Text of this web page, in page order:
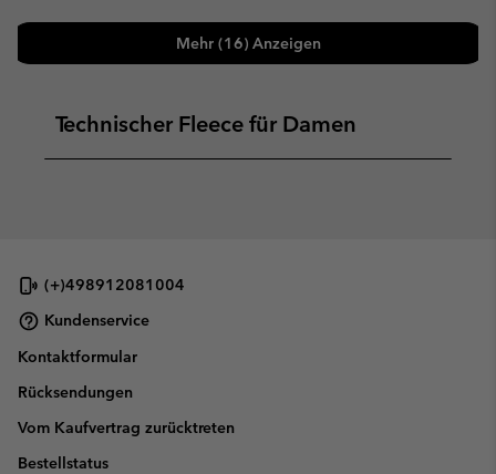
Mehr (16) Anzeigen
Technischer Fleece für Damen
(+)498912081004
Kundenservice
Kontaktformular
Rücksendungen
Vom Kaufvertrag zurücktreten
Bestellstatus